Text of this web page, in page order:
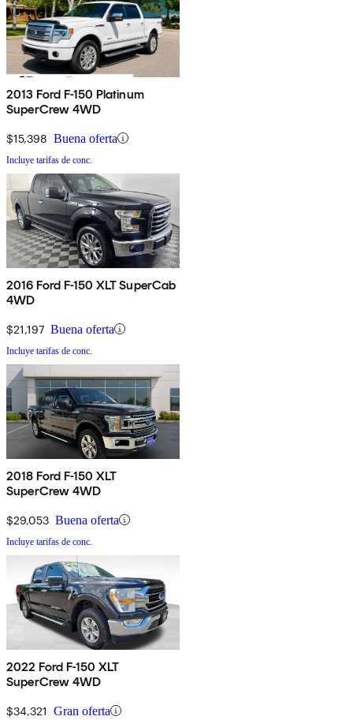
2013 Ford F-150 Platinum
SuperCrew 4WD
$15,398 Buena oferta
Incluye tarifas de conc.
2016 Ford F-150 XLT SuperCab
4WD
$21,197 Buena oferta
Incluye tarifas de conc.
2018 Ford F-150 XLT
SuperCrew 4WD
$29,053 Buena oferta
Incluye tarifas de conc.
2022 Ford F-150 XLT
SuperCrew 4WD
$34,321 Gran oferta